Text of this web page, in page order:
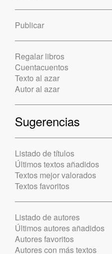
Publicar
Regalar libros
Cuentacuentos
Texto al azar
Autor al azar
Sugerencias
Listado de títulos
Últimos textos añadidos
Textos mejor valorados
Textos favoritos
Listado de autores
Últimos autores añadidos
Autores favoritos
Autores con más textos